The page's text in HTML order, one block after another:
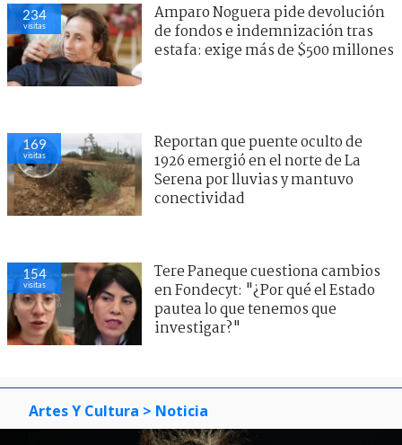
234
visitas
Amparo Noguera pide devolución
de fondos e indemnización tras
estafa: exige más de $500 millones
169
visitas
Reportan que puente oculto de
1926 emergió en el norte de La
Serena por lluvias y mantuvo
conectividad
154
visitas
Tere Paneque cuestiona cambios
en Fondecyt: "¿Por qué el Estado
pautea lo que tenemos que
investigar?"
Artes Y Cultura > Noticia